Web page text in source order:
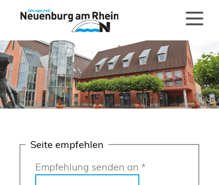
Seite empfehlen
Empfehlung senden an *